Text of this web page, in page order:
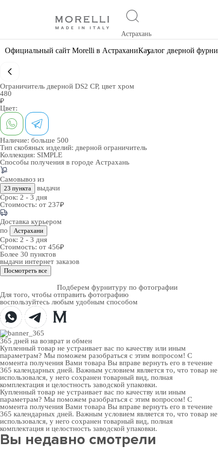
Астрахань
Официальный сайт Morelli в АстраханиКаталог дверной
Ограничитель дверной DS2 CP, цвет хром
480
₽
Цвет:
Наличие: больше 500
Тип скобяных изделий: дверной ограничитель
Коллекция: SIMPLE
Способы получения в городе Астрахань
Самовывоз из
23 пункта
выдачи
Срок: 2 - 3 дня
Стоимость: от 237₽
Доставка курьером
по
Астрахани
Срок: 2 - 3 дня
Стоимость: от 456₽
Более 30 пунктов
выдачи интернет заказов
Посмотреть все
Подберем фурнитуру по фотографии
Для того, чтобы отправить фотографию
воспользуйтесь любым удобным способом
365 дней на возврат и обмен
Купленный товар не устраивает вас по качеству или иным
параметрам? Мы поможем разобраться с этим вопросом! С
момента получения Вами товара Вы вправе вернуть его в течение
365 календарных дней. Важным условием является то, что товар не
использовался, у него сохранен товарный вид, полная
комплектация и целостность заводской упаковки.
Купленный товар не устраивает вас по качеству или иным
параметрам? Мы поможем разобраться с этим вопросом! С
момента получения Вами товара Вы вправе вернуть его в течение
365 календарных дней. Важным условием является то, что товар не
использовался, у него сохранен товарный вид, полная
комплектация и целостность заводской упаковки.
Вы недавно смотрели